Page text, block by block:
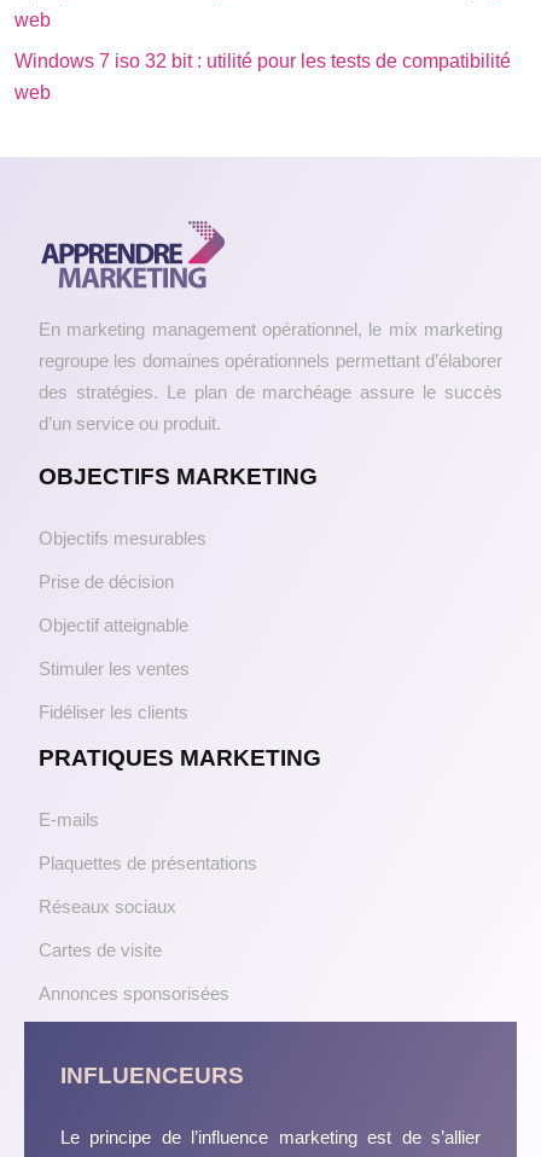
web
Windows 7 iso 32 bit : utilité pour les tests de compatibilité
web
En marketing management opérationnel, le mix marketing
regroupe les domaines opérationnels permettant d’élaborer
des stratégies. Le plan de marchéage assure le succès
d’un service ou produit.
OBJECTIFS MARKETING
Objectifs mesurables
Prise de décision
Objectif atteignable
Stimuler les ventes
Fidéliser les clients
PRATIQUES MARKETING
E-mails
Plaquettes de présentations
Réseaux sociaux
Cartes de visite
Annonces sponsorisées
INFLUENCEURS
Le principe de l’influence marketing est de s’allier